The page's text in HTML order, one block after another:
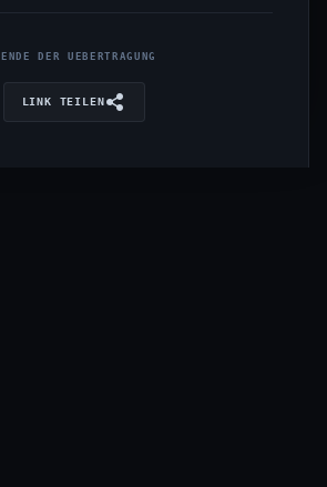
ENDE DER UEBERTRAGUNG
LINK TEILEN